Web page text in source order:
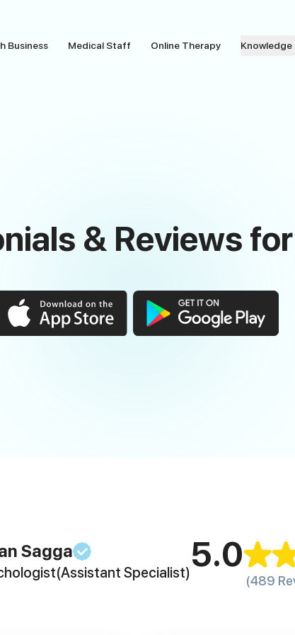
Business Medical Staff Online Therapy Knowledge
& Reviews
Sagga
(Assistant Specialist)5.0
(489